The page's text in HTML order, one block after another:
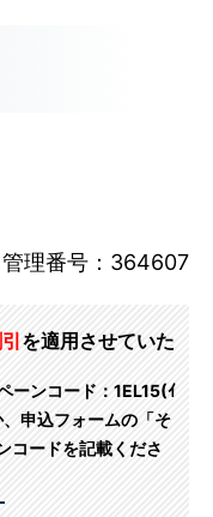
管理番号：364607
を適用させていた
ーンコード：1EL15(ｲ
、申込フォームの「そ
コードを記載くださ